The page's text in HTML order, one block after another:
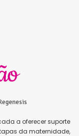
a oferecer suporte
da maternidade,